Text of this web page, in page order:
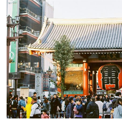
hành
tận
tâm